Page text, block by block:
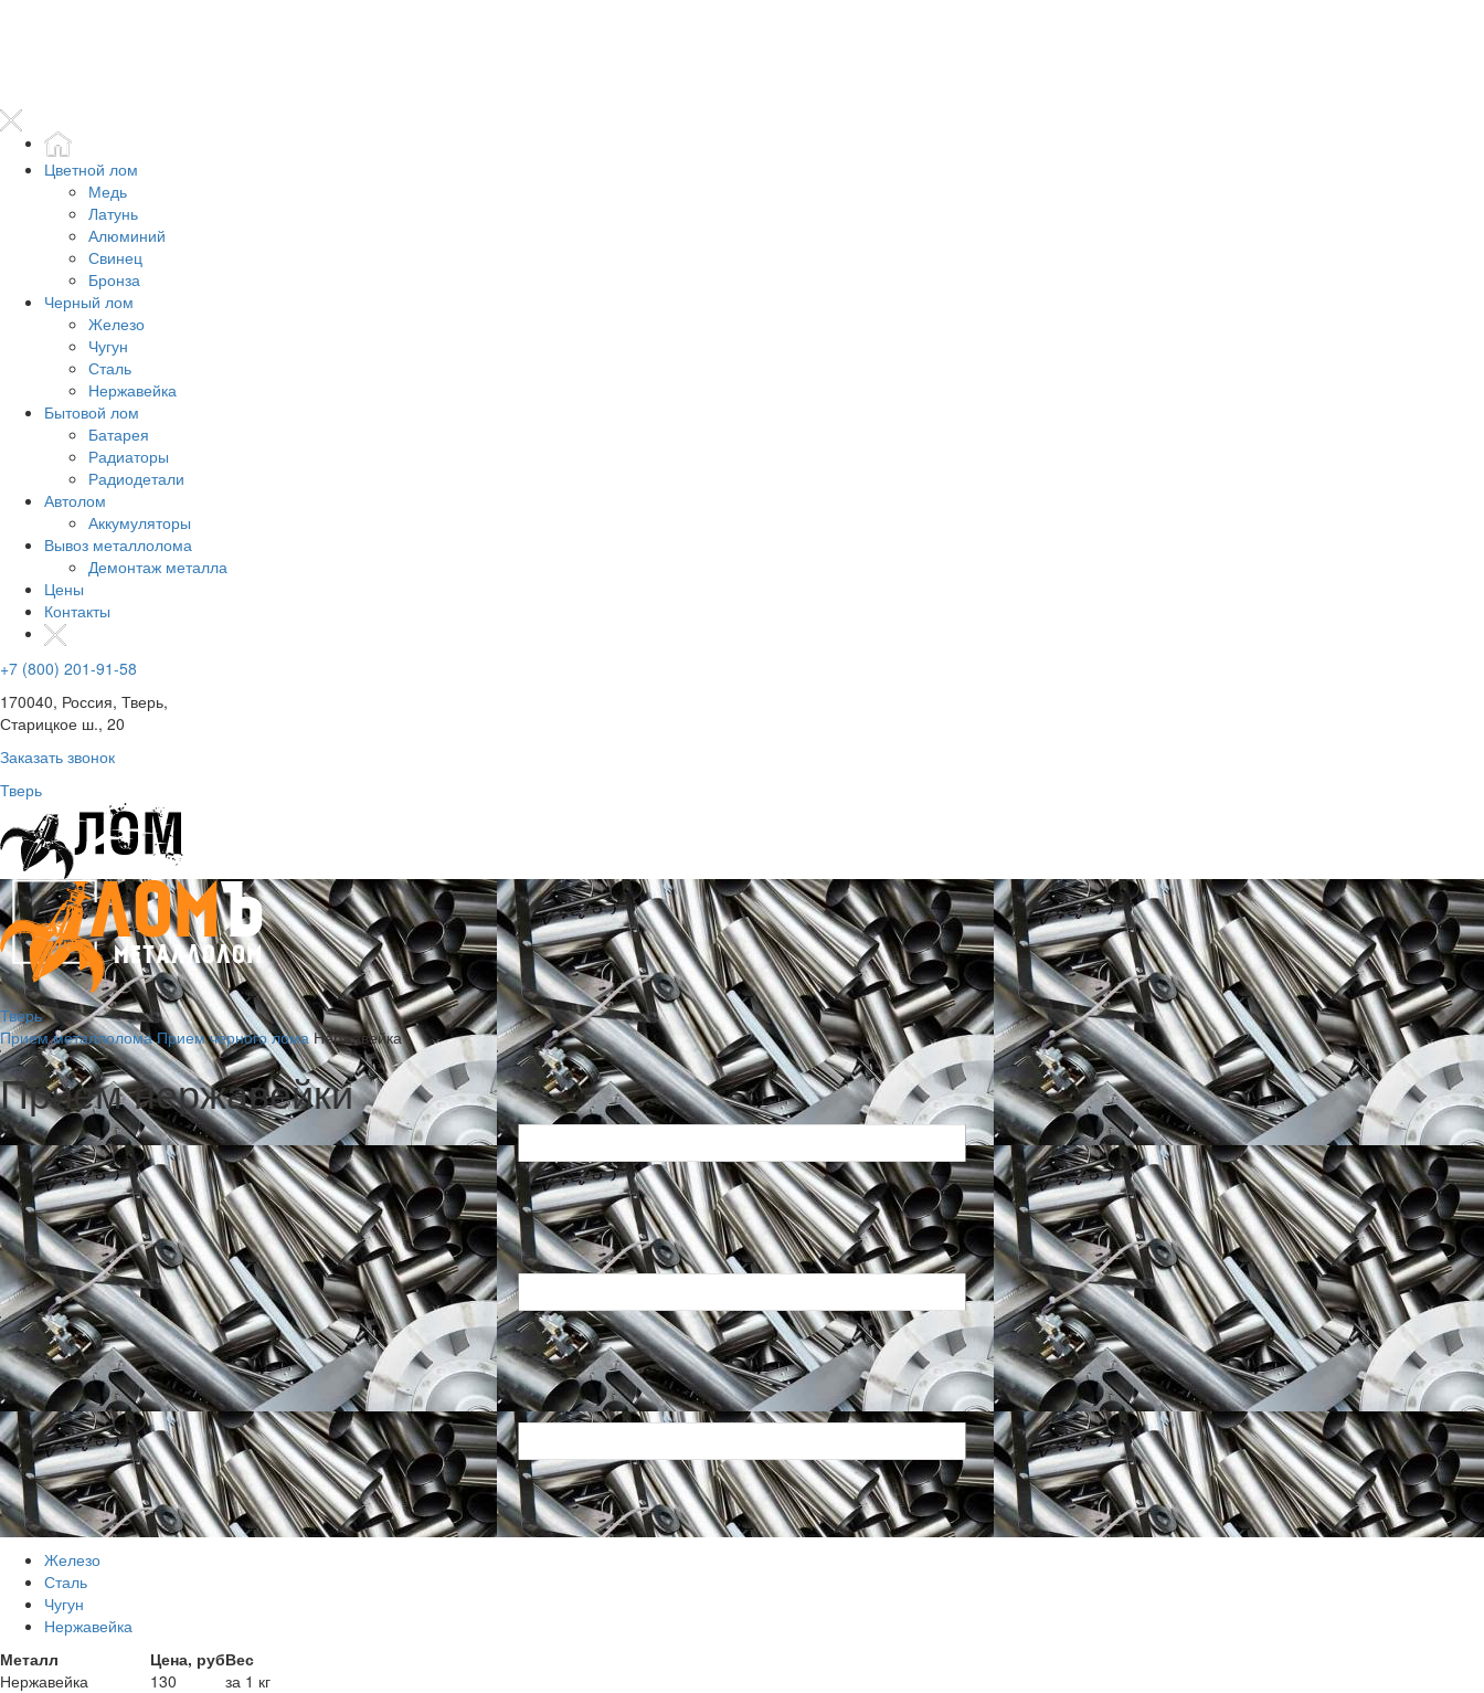
Цветной лом
Медь
Латунь
Алюминий
Свинец
Бронза
Черный лом
Железо
Чугун
Сталь
Нержавейка
Бытовой лом
Батарея
Радиаторы
Радиодетали
Автолом
Аккумуляторы
Вывоз металлолома
Демонтаж металла
Цены
Контакты
+7 (800) 201-91-58
170040, Россия, Тверь,
Старицкое ш., 20
Заказать звонок
Тверь
Тверь
Прием металлолома Прием черного лома Нержавейка
Прием нержавейки
Железо
Сталь
Чугун
Нержавейка
Металл
Цена, рубВес
Нержавейка
130
за 1 кг